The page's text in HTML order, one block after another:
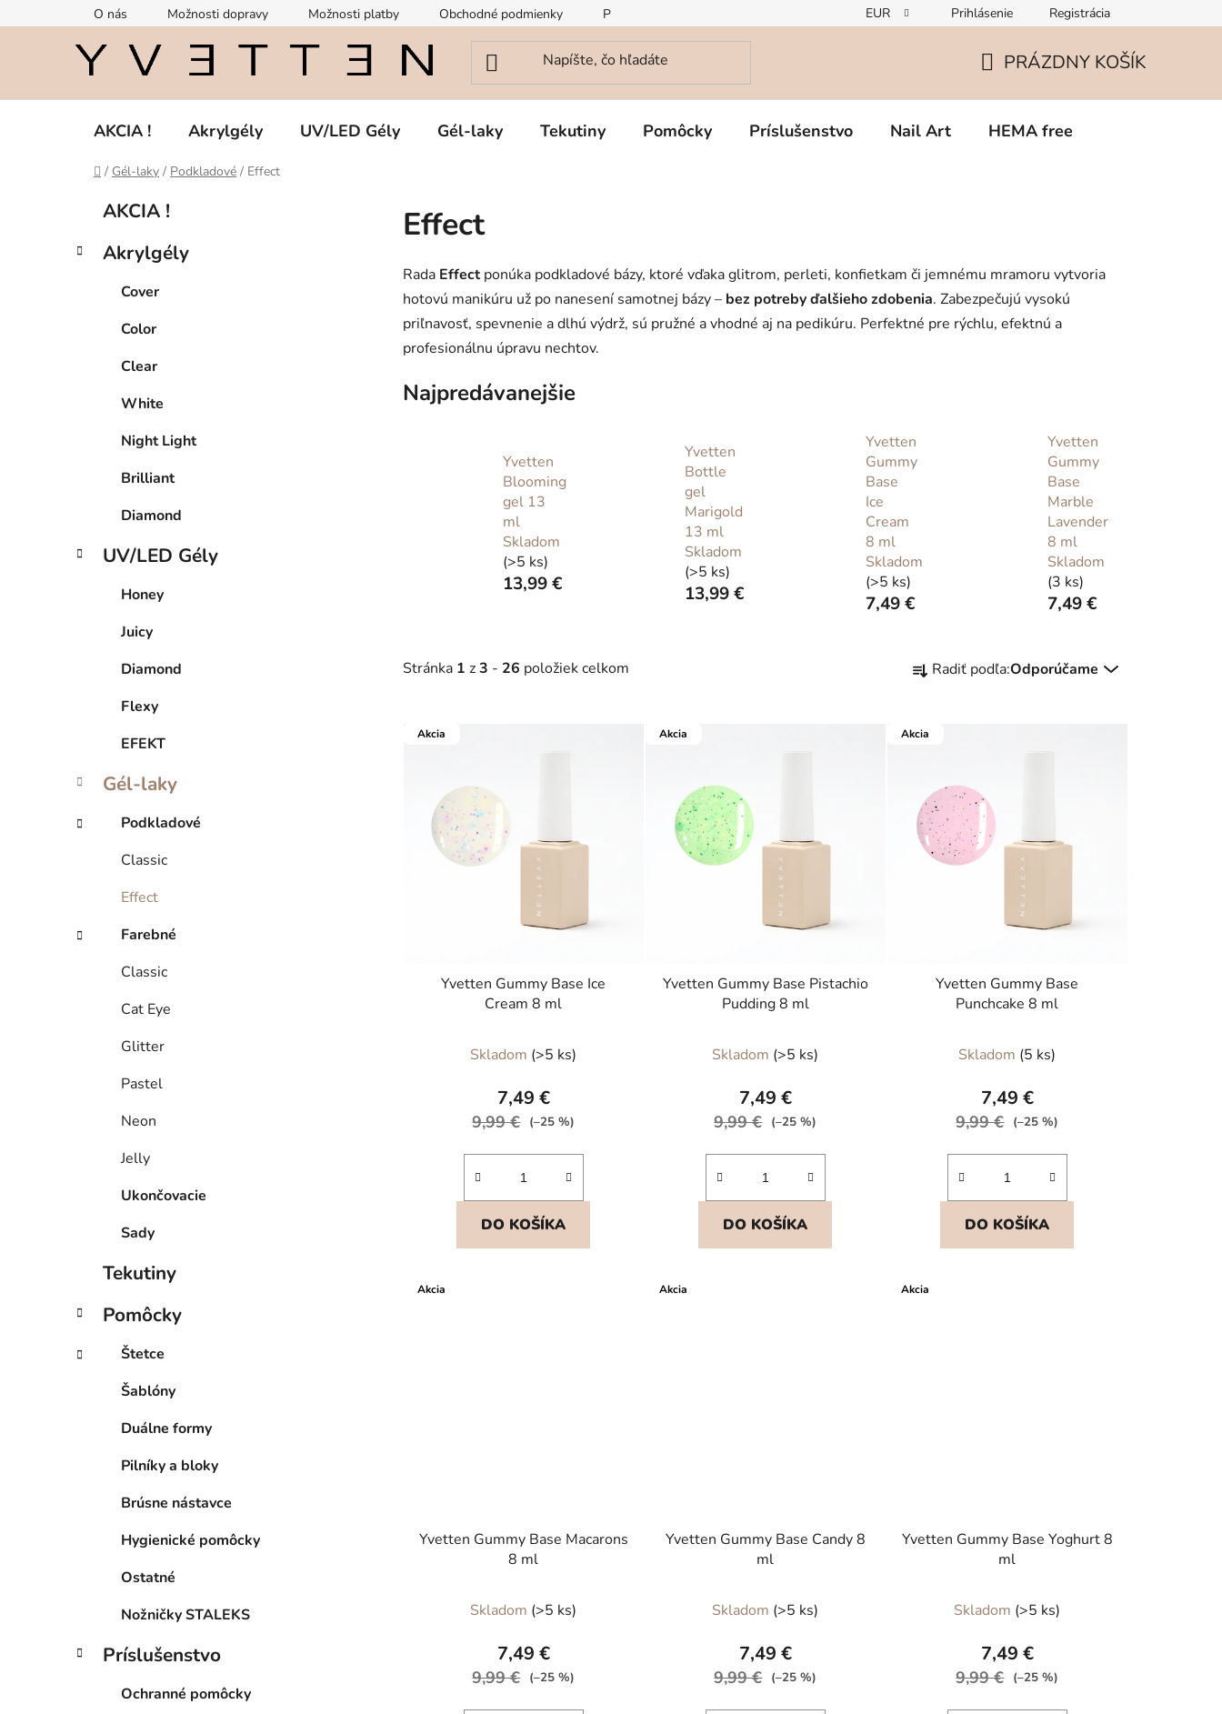
na
O nás Možnosti dopravy Možnosti platby Obchodné podmienky Podmienky ochrany osobných údajov Zmena v zložení gélov – čo potrebujete vedieť o TPO
EUR Prihlásenie Registrácia
KOŠÍK
PRÁZDNY KOŠÍK
AKCIA ! Akrylgély UV/LED Gély Gél-laky Tekutiny Pomôcky Príslušenstvo Nail Art HEMA free
Domov
/ Gél-laky / Podkladové / Effect
č
Preskočiť
kategórie
e
AKCIA !
Akrylgély
Cover
Color
Clear
White
Night Light
Brilliant
Diamond
UV/LED Gély
Honey
Juicy
Diamond
Flexy
EFEKT
Gél-laky
Podkladové
Classic
Effect
Farebné
Classic
Cat Eye
Glitter
Pastel
Neon
Jelly
Ukončovacie
Sady
Tekutiny
Pomôcky
Štetce
Šablóny
Duálne formy
Pilníky a bloky
Brúsne nástavce
Hygienické pomôcky
Ostatné
Nožničky STALEKS
Príslušenstvo
Ochranné pomôcky
Effect
Rada Effectponúka podkladové bázy, ktoré vďaka glitrom, perleti, konfietkam či jemnému mramoru vytvoria
hotovú manikúru už po nanesení samotnej bázy – bez potreby ďalšieho zdobenia. Zabezpečujú vysokú
priľnavosť, spevnenie a dlhú výdrž, sú pružné a vhodné aj na pedikúru. Perfektné pre rýchlu, efektnú a
profesionálnu úpravu nechtov.
Najpredávanejšie
Yvetten
Blooming
gel 13
ml
Skladom
(>5 ks)
13,99 €
Yvetten
Bottle
gel
Marigold
13 ml
Skladom
(>5 ks)
13,99 €
Yvetten
Gummy
Base
Ice
Cream
8 ml
Skladom
(>5 ks)
7,49 €
Yvetten
Gummy
Base
Marble
Lavender
8 ml
Skladom
(3 ks)
7,49 €
Stránka 1 z3 - 26 položiek celkom
a
e
e
p
r
Radiť podľa:Odporúčame
Akcia
Yvetten Gummy Base Ice
Cream 8 ml
Skladom (>5 ks)
7,49 €
9,99 € (–25 %)
DO KOŠÍKA
Akcia
Yvetten Gummy Base Pistachio
Pudding 8 ml
Skladom (>5 ks)
7,49 €
9,99 € (–25 %)
DO KOŠÍKA
Akcia
Yvetten Gummy Base
Punchcake 8 ml
Skladom (5 ks)
7,49 €
9,99 € (–25 %)
DO KOŠÍKA
Akcia
Yvetten Gummy Base Macarons
8 ml
Skladom (>5 ks)
7,49 €
9,99 € (–25 %)
Akcia
Yvetten Gummy Base Candy 8
ml
Skladom (>5 ks)
7,49 €
9,99 € (–25 %)
Akcia
Yvetten Gummy Base Yoghurt 8
ml
Skladom (>5 ks)
7,49 €
9,99 € (–25 %)